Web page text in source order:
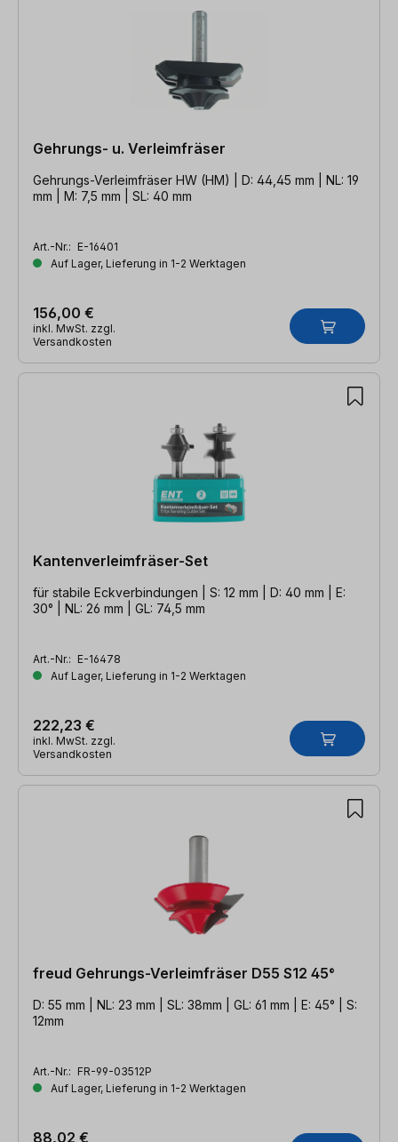
Gehrungs- u. Verleimfräser
Gehrungs-Verleimfräser HW (HM) | D: 44,45 mm | NL: 19
mm | M: 7,5 mm | SL: 40 mm
Art.-Nr.: E-16401
Auf Lager, Lieferung in 1-2 Werktagen
156,00 €
inkl. MwSt. zzgl.
Versandkosten
Kantenverleimfräser-Set
für stabile Eckverbindungen | S: 12 mm | D: 40 mm | E:
30° | NL: 26 mm | GL: 74,5 mm
Art.-Nr.: E-16478
Auf Lager, Lieferung in 1-2 Werktagen
222,23 €
inkl. MwSt. zzgl.
Versandkosten
freud Gehrungs-Verleimfräser D55 S12 45°
D: 55 mm | NL: 23 mm | SL: 38mm | GL: 61 mm | E: 45° | S:
12mm
Art.-Nr.: FR-99-03512P
Auf Lager, Lieferung in 1-2 Werktagen
88,02 €